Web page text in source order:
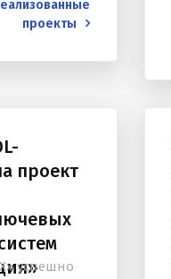
проекты
проект
успешно